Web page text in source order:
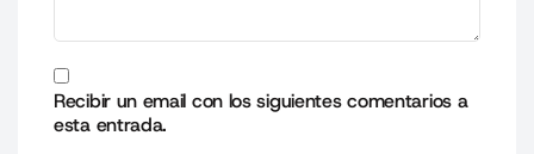
Recibir un email con los siguientes comentarios a
esta entrada.